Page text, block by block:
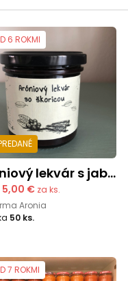
6 ROKMI
lekvár s jablkom a škoricou 150g
5,00 € za ks.
Aronia
50 ks.
7 ROKMI